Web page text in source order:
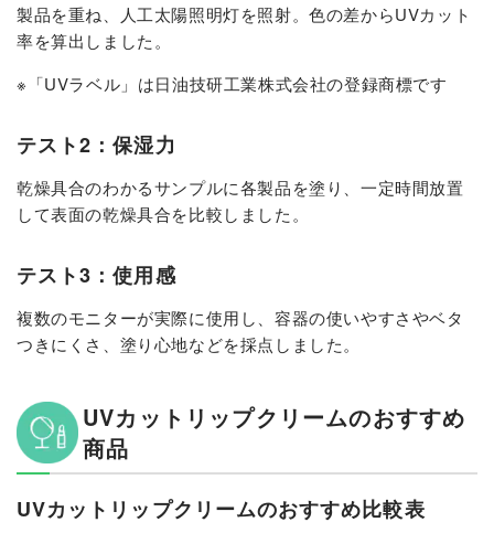
製品を重ね、人工太陽照明灯を照射。色の差からUVカット
率を算出しました。
※「UVラベル」は日油技研工業株式会社の登録商標です
テスト2：保湿力
乾燥具合のわかるサンプルに各製品を塗り、一定時間放置
して表面の乾燥具合を比較しました。
テスト3：使用感
複数のモニターが実際に使用し、容器の使いやすさやベタ
つきにくさ、塗り心地などを採点しました。
UVカットリップクリームのおすすめ
商品
UVカットリップクリームのおすすめ比較表